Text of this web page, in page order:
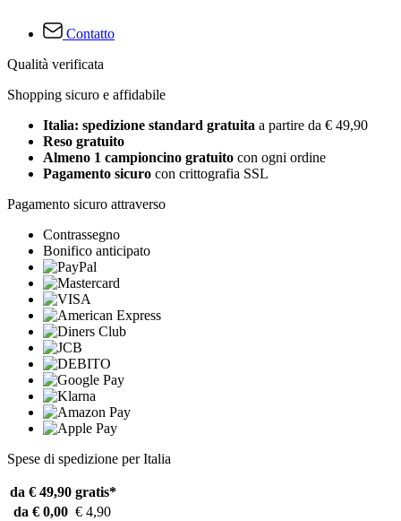
Contatto
Qualità verificata
Shopping sicuro e affidabile
Italia: spedizione standard gratuita a partire da € 49,90
Reso gratuito
Almeno 1 campioncino gratuito con ogni ordine
Pagamento sicuro con crittografia SSL
Pagamento sicuro attraverso
Contrassegno
Bonifico anticipato
Spese di spedizione per Italia
da € 49,90 gratis*
da € 0,00 € 4,90